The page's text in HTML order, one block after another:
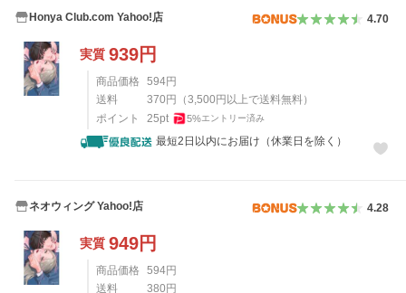
Honya Club.com Yahoo!店 4.70
実質 939円
商品価格 594円
送料
370 円 （3,500 円以上で送料無料）
ポイント
25pt 5%エントリー済み
最短2日以内にお届け（休業日を除く）
ネオウィング Yahoo!店 4.28
実質 949円
商品価格 594円
送料
380 円